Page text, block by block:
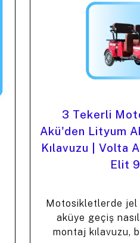
3 Tekerli
Akü'den Lityum
Kılavuzu | Volta
Elit
Motosikletlerde jel
aküye geçiş nasıl
montaj kılavuzu,